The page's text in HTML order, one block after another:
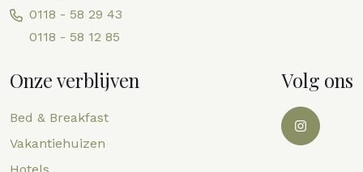
0118 - 58 29 43
0118 - 58 12 85
Onze verblijven
Bed & Breakfast
Vakantiehuizen
Hotels
Volg ons